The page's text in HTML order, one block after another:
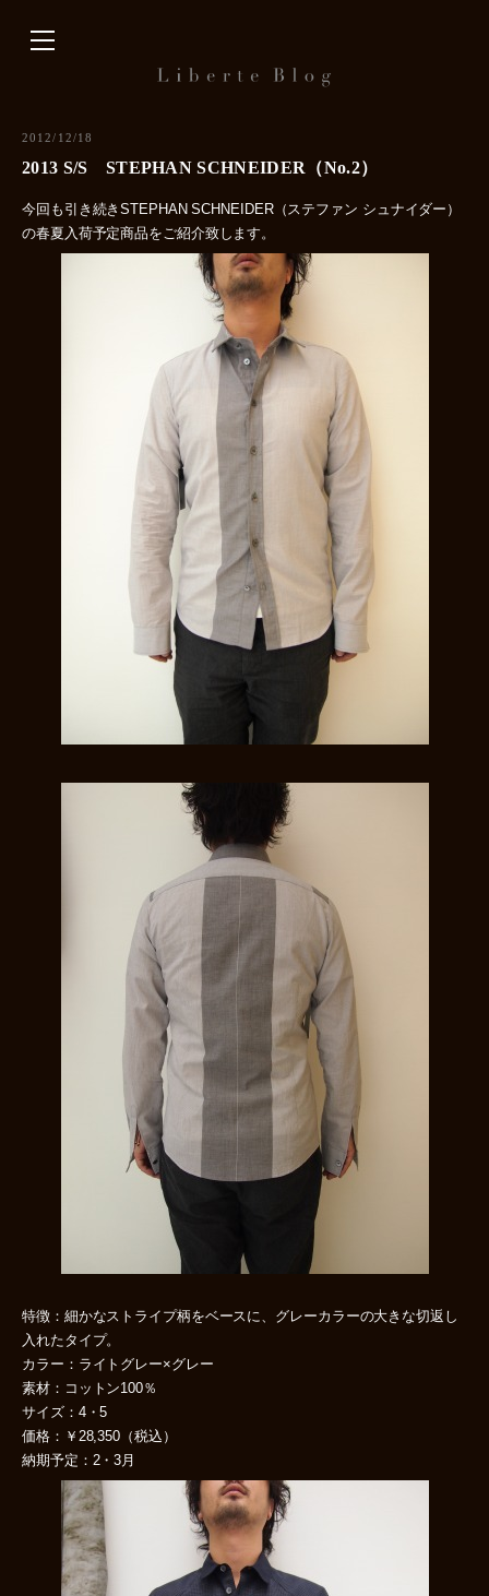
プ
2012/12/18
2013 S/S STEPHAN SCHNEIDER（No.2）
今回も引き続きSTEPHAN SCHNEIDER（ステファン シュナイダー）
の春夏入荷予定商品をご紹介致します。
特徴：細かなストライプ柄をベースに、グレーカラーの大きな切返し
入れたタイプ。
カラー：ライトグレー×グレー
素材：コットン100％
サイズ：4・5
価格：￥28,350（税込）
納期予定：2・3月